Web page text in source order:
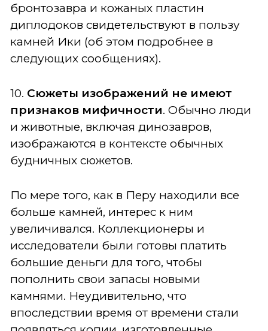
бронтозавра и кожаных пластин
диплодоков свидетельствуют в пользу
камней Ики (об этом подробнее в
следующих сообщениях).
10. Сюжеты изображений не имеют
признаков мифичности. Обычно люди
и животные, включая динозавров,
изображаются в контексте обычных
будничных сюжетов.
По мере того, как в Перу находили все
больше камней, интерес к ним
увеличивался. Коллекционеры и
исследователи были готовы платить
большие деньги для того, чтобы
пополнить свои запасы новыми
камнями. Неудивительно, что
впоследствии время от времени стали